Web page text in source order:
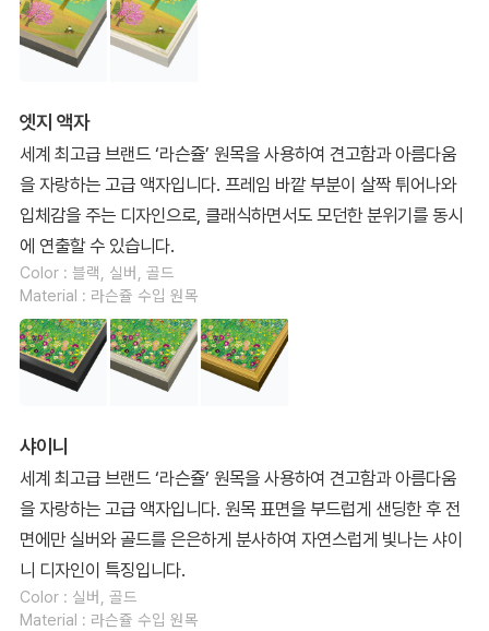
엣지 액자
세계 최고급 브랜드 ‘라슨쥴’ 원목을 사용하여 견고함과 아름다움
을 자랑하는 고급 액자입니다. 프레임 바깥 부분이 살짝 튀어나와
입체감을 주는 디자인으로, 클래식하면서도 모던한 분위기를 동시
에 연출할 수 있습니다.
Color : 블랙, 실버, 골드
Material : 라슨쥴 수입 원목
샤이니
세계 최고급 브랜드 ‘라슨쥴’ 원목을 사용하여 견고함과 아름다움
을 자랑하는 고급 액자입니다. 원목 표면을 부드럽게 샌딩한 후 전
면에만 실버와 골드를 은은하게 분사하여 자연스럽게 빛나는 샤이
니 디자인이 특징입니다.
Color : 실버, 골드
Material : 라슨쥴 수입 원목